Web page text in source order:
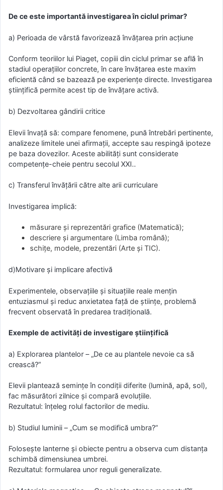
De ce este importantă investigarea în ciclul primar?
a) Perioada de vârstă favorizează învățarea prin acțiune
Conform teoriilor lui Piaget, copiii din ciclul primar se află în
stadiul operațiilor concrete, în care învățarea este maxim
eficientă când se bazează pe experiențe directe. Investigarea
științifică permite acest tip de învățare activă.
b) Dezvoltarea gândirii critice
Elevii învață să: compare fenomene, pună întrebări pertinente,
analizeze limitele unei afirmații, accepte sau respingă ipoteze
pe baza dovezilor. Aceste abilități sunt considerate
competențe-cheie pentru secolul XXI..
c) Transferul învățării către alte arii curriculare
Investigarea implică:
măsurare și reprezentări grafice (Matematică);
descriere și argumentare (Limba română);
schițe, modele, prezentări (Arte și TIC).
d)Motivare și implicare afectivă
Experimentele, observațiile și situațiile reale mențin
entuziasmul și reduc anxietatea față de științe, problemă
frecvent observată în predarea tradițională.
Exemple de activități de investigare științifică
a) Explorarea plantelor – „De ce au plantele nevoie ca să
crească?”
Elevii plantează semințe în condiții diferite (lumină, apă, sol),
fac măsurători zilnice și compară evoluțiile.
Rezultatul: înțeleg rolul factorilor de mediu.
b) Studiul luminii – „Cum se modifică umbra?”
Folosește lanterne și obiecte pentru a observa cum distanța
schimbă dimensiunea umbrei.
Rezultatul: formularea unor reguli generalizate.